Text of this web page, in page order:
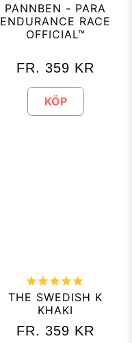
PANNBEN - PARA
ENDURANCE RACE
OFFICIAL™
FR. 359 KR
KÖP
THE SWEDISH K
KHAKI
FR. 359 KR